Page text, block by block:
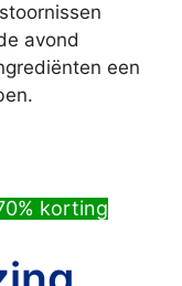
avond
een
korting